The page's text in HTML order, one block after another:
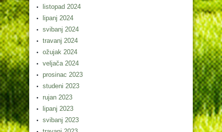
listopad 2024
lipanj 2024
svibanj 2024
travanj 2024
ožujak 2024
veljača 2024
prosinac 2023
studeni 2023
rujan 2023
lipanj 2023
svibanj 2023